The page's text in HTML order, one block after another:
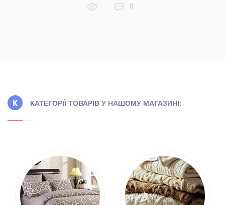
0
КАТЕГОРІЇ ТОВАРІВ У НАШОМУ МАГАЗИНІ: